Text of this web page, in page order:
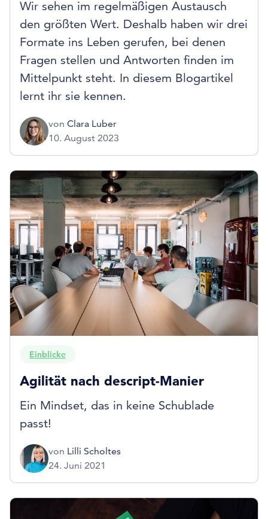
Wir sehen im regelmäßigen Austausch
den größten Wert. Deshalb haben wir drei
Formate ins Leben gerufen, bei denen
Fragen stellen und Antworten finden im
Mittelpunkt steht. In diesem Blogartikel
lernt ihr sie kennen.
von Clara Luber
10. August 2023
Einblicke
Agilität nach descript-Manier
Ein Mindset, das in keine Schublade
passt!
von Lilli Scholtes
24. Juni 2021